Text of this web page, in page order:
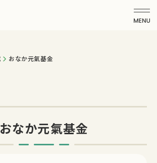
おなか元氣基金
おなか元氣基金